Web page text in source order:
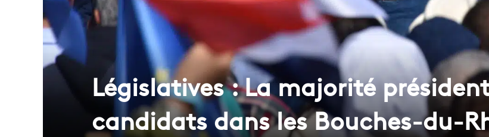
Législatives : La majorité
candidats dans les Bouches-du-